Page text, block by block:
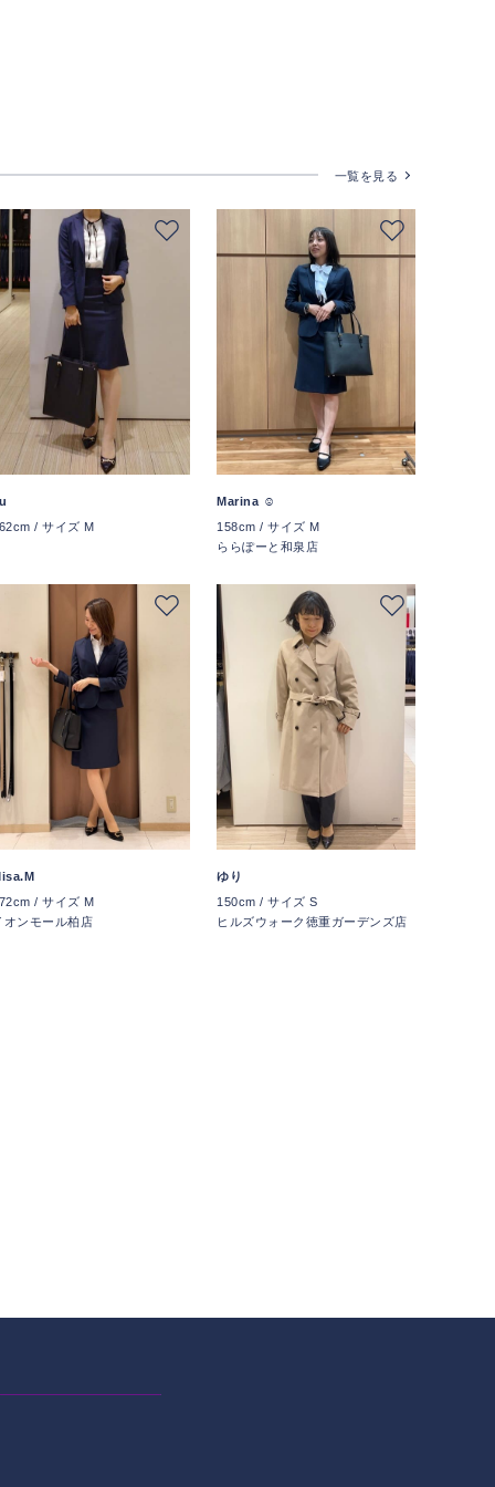
一覧を見る
/ サイズ M
Marina ☺︎
158cm / サイズ M
ららぽーと和泉店
/ サイズ M
オンモール柏店
ゆり
150cm / サイズ S
ヒルズウォーク徳重ガーデンズ店